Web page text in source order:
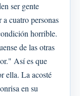
ser gente
cuatro personas
horrible.
de las otras
Así es que
ella. La acosté
en su